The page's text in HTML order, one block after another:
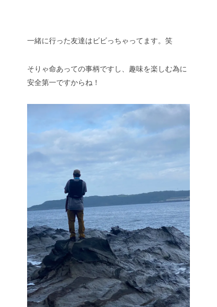
一緒に行った友達はビビっちゃってます。笑
そりゃ命あっての事柄ですし、趣味を楽しむ為に
安全第一ですからね！